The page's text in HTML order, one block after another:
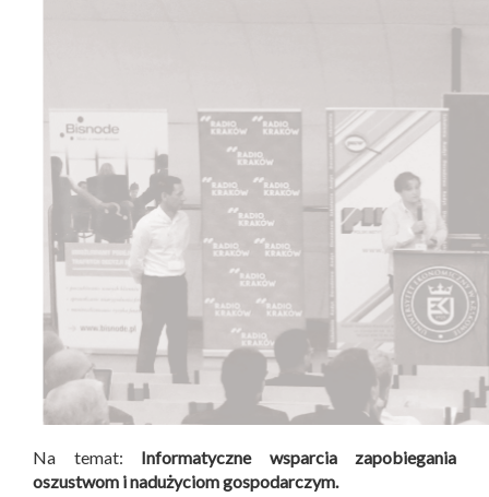
Na temat: Informatyczne wsparcia zapobiegania
oszustwom i nadużyciom gospodarczym.